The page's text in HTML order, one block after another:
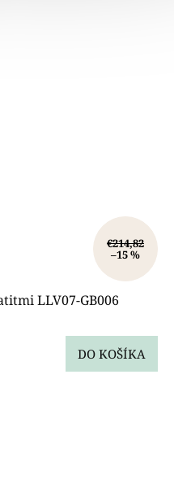
€214,82
–15 %
LLV07-GB006
DO KOŠÍKA